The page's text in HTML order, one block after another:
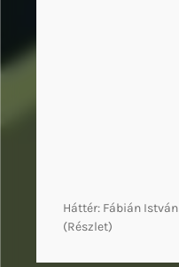
Háttér: Fábián István
(Részlet)